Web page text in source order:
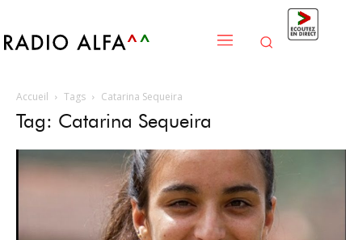
Accueil Tags Catarina Sequeira
Tag: Catarina Sequeira